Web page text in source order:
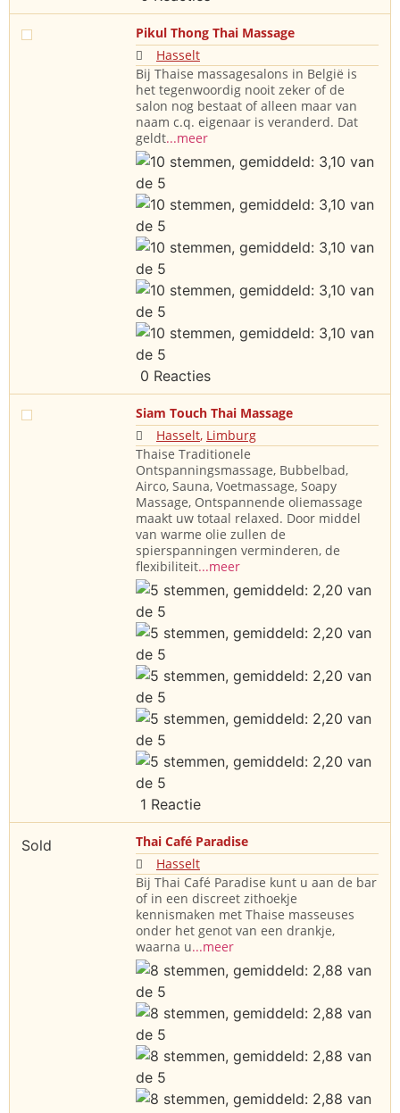
Pikul Thong Thai Massage
Hasselt
Bij Thaise massagesalons in België is
het tegenwoordig nooit zeker of de
salon nog bestaat of alleen maar van
naam c.q. eigenaar is veranderd. Dat
geldt...meer
0 Reacties
Siam Touch Thai Massage
Hasselt, Limburg
Thaise Traditionele
Ontspanningsmassage, Bubbelbad,
Airco, Sauna, Voetmassage, Soapy
Massage, Ontspannende oliemassage
maakt uw totaal relaxed. Door middel
van warme olie zullen de
spierspanningen verminderen, de
flexibiliteit...meer
1 Reactie
Sold
Thai Café Paradise
Hasselt
Bij Thai Café Paradise kunt u aan de bar
of in een discreet zithoekje
kennismaken met Thaise masseuses
onder het genot van een drankje,
waarna u...meer